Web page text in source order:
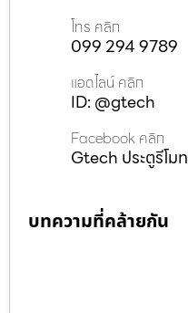
โทร คลิก
099 294 9789
แอดไลน์ คลิก
ID: @gtech
Facebook คลิก
Gtech ประตูรีโมท
บทความที่คล้ายกัน